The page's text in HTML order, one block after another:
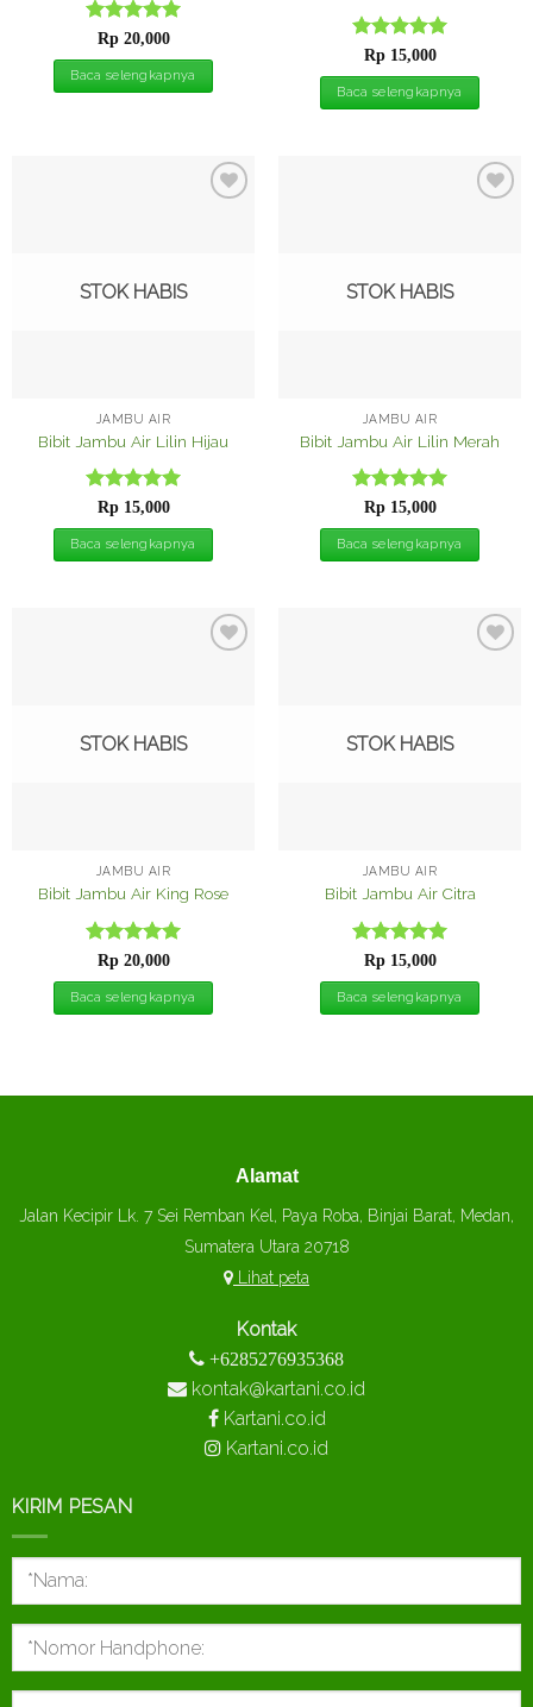
Dinilai5
dari 5
Rp20,000
Baca selengkapnya
Dinilai5
dari 5
Rp15,000
Baca selengkapnya
STOK HABIS
JAMBU AIR
Bibit Jambu Air Lilin Hijau
Dinilai5
dari 5
Rp15,000
Baca selengkapnya
STOK HABIS
JAMBU AIR
Bibit Jambu Air Lilin Merah
Dinilai5
dari 5
Rp15,000
Baca selengkapnya
STOK HABIS
JAMBU AIR
Bibit Jambu Air King Rose
Dinilai5
dari 5
Rp20,000
Baca selengkapnya
STOK HABIS
JAMBU AIR
Bibit Jambu Air Citra
Dinilai5
dari 5
Rp15,000
Baca selengkapnya
Alamat
Jalan Kecipir Lk. 7 Sei Remban Kel, Paya Roba, Binjai Barat, Medan,
Sumatera Utara 20718
Lihat peta
Kontak
+6285276935368
kontak@kartani.co.id
Kartani.co.id
Kartani.co.id
KIRIM PESAN